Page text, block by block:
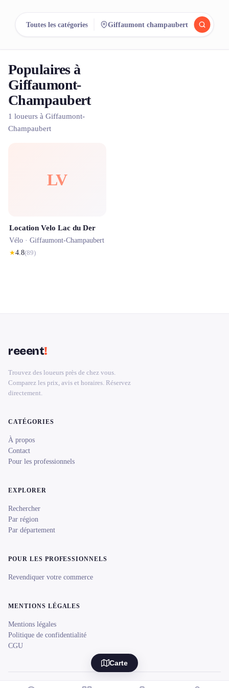
reeent! EN
Cherchez.
Louez.
500+ loueurs. Une seule recherche.
Toutes les catégories Giffaumont champaubert
Populaires à
Giffaumont-
Champaubert
1 loueurs à Giffaumont-
Champaubert
LV
Location Velo Lac du Der
Vélo · Giffaumont-Champaubert
★4.8(89)
Carte
reeent!
Trouvez des loueurs près de chez vous.
Comparez les prix, avis et horaires. Réservez
directement.
CATÉGORIES
À propos
Contact
Pour les professionnels
EXPLORER
Rechercher
Par région
Par département
POUR LES PROFESSIONNELS
Revendiquer votre commerce
MENTIONS LÉGALES
Mentions légales
Politique de confidentialité
CGU